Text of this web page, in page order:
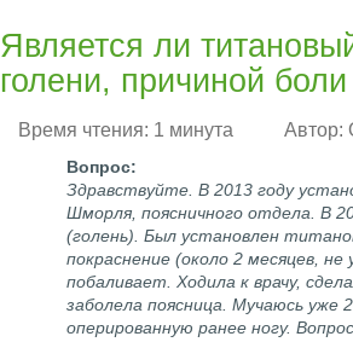
Является ли
голени, причиной
Время чтения: 1 минута Автор:
Здравствуйте. В 2013 году
Шморля, поясничного отдела. В
(голень). Был установлен
покраснение (около 2 месяцев,
побаливает. Ходила к врачу,
заболела поясница. Мучаюсь уже
оперированную ранее ногу.